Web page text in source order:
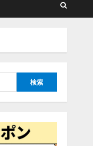
もしAIが自分
トムシを捕ま
」を提供開
はどの法律事
るのか』につ
態調査を実施